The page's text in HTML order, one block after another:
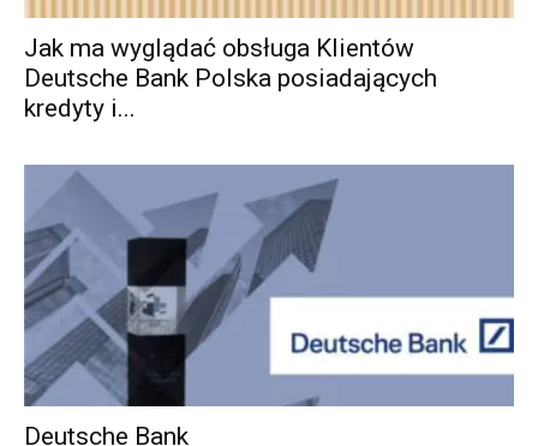
Jak ma wyglądać obsługa Klientów
Deutsche Bank Polska posiadających
kredyty i...
Deutsche Bank